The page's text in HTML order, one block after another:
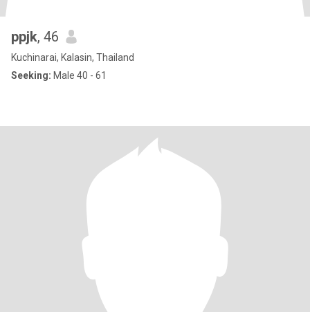
ppjk, 46
Kuchinarai, Kalasin, Thailand
Seeking: Male 40 - 61